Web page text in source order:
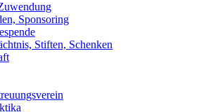
Sponsoring
Stiften, Schenken